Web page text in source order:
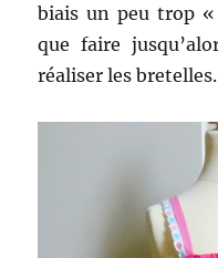
biais un peu trop
que faire
réaliser les bretelles.